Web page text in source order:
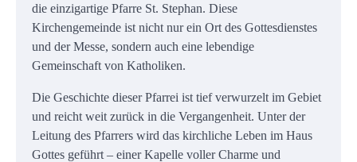
die einzigartige Pfarre St. Stephan. Diese
Kirchengemeinde ist nicht nur ein Ort des Gottesdienstes
und der Messe, sondern auch eine lebendige
Gemeinschaft von Katholiken.
Die Geschichte dieser Pfarrei ist tief verwurzelt im Gebiet
und reicht weit zurück in die Vergangenheit. Unter der
Leitung des Pfarrers wird das kirchliche Leben im Haus
Gottes geführt – einer Kapelle voller Charme und